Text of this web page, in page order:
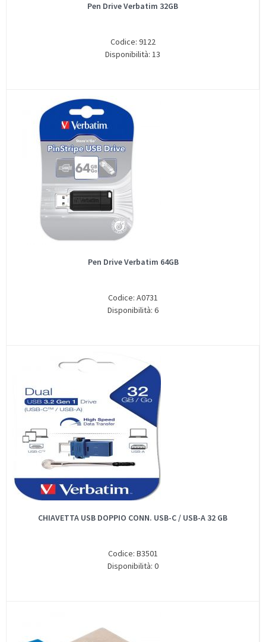
Pen Drive Verbatim 32GB
Codice: 9122
Disponibilità: 13
Pen Drive Verbatim 64GB
Codice: A0731
Disponibilità: 6
CHIAVETTA USB DOPPIO CONN. USB-C / USB-A 32 GB
Codice: B3501
Disponibilità: 0